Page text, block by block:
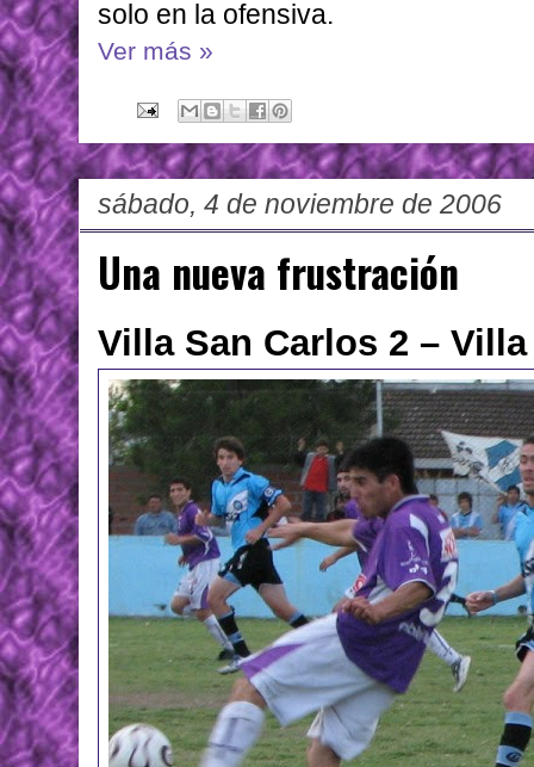
solo en la ofensiva.
Ver más »
sábado, 4 de noviembre de 2006
Una nueva frustración
Villa San Carlos 2 –